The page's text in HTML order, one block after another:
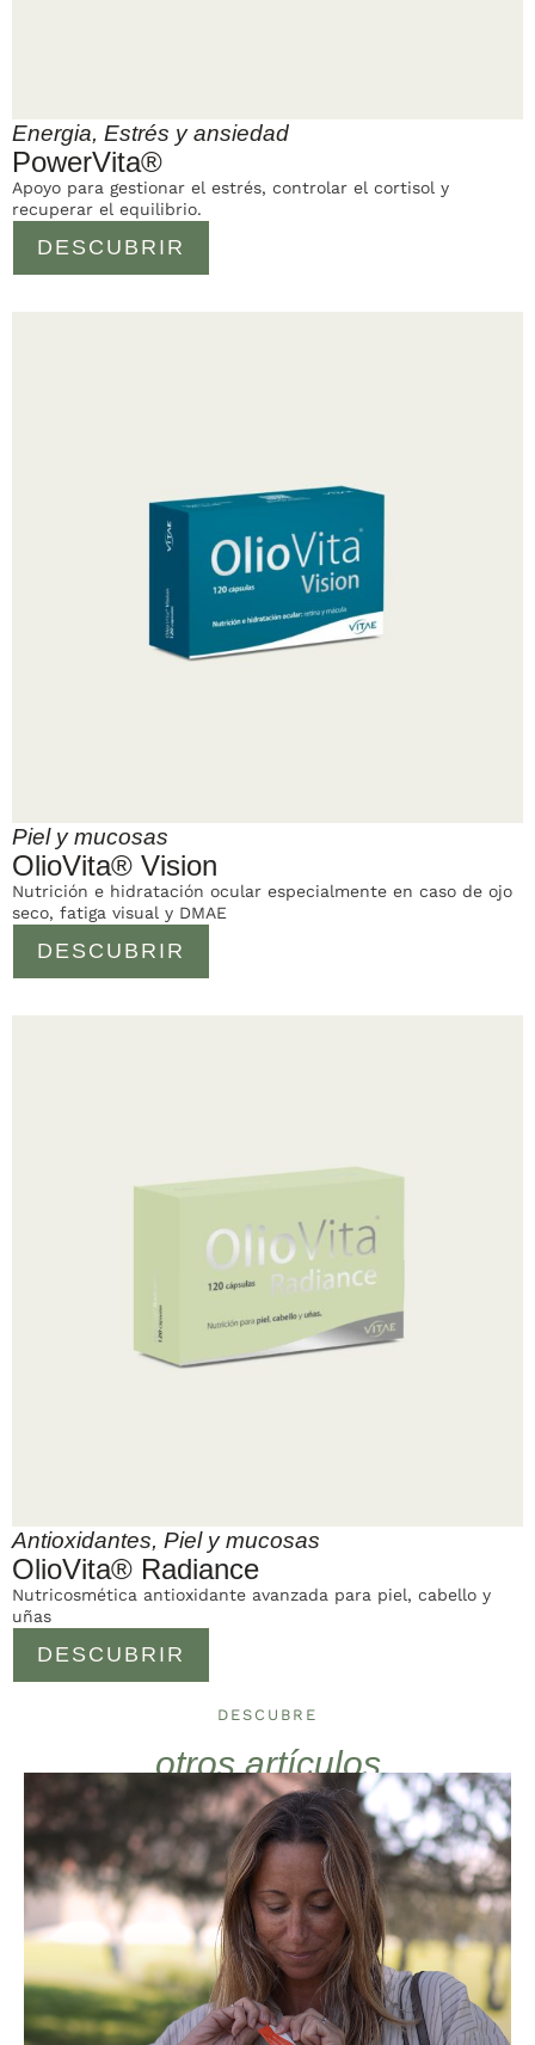
Energia, Estrés y ansiedad
PowerVita®
DESCUBRIR
Apoyo para gestionar el estrés, controlar el cortisol y
recuperar el equilibrio.
Piel y mucosas
OlioVita® Vision
DESCUBRIR
Nutrición e hidratación ocular especialmente en caso de ojo
seco, fatiga visual y DMAE
Antioxidantes, Piel y mucosas
OlioVita® Radiance
DESCUBRIR
Nutricosmética antioxidante avanzada para piel, cabello y
uñas
DESCUBRE
otros artículos